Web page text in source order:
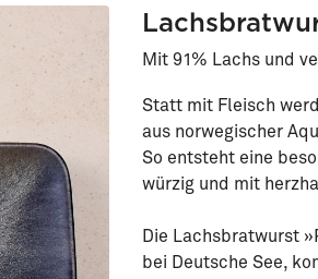
Mit 91% Lachs und
Statt mit Fleisch
aus norwegischer
So entsteht eine
würzig und mit
Die Lachsbratwurst
bei Deutsche See,